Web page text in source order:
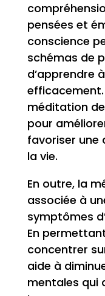
pensées et
conscience
schémas de
d’apprendre
méditation
pour
favoriser une
la vie.
En outre, la
associée à
symptômes
En
concentrer
aide à
mentales qui